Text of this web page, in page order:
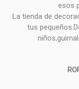
esos
La tienda de
tus